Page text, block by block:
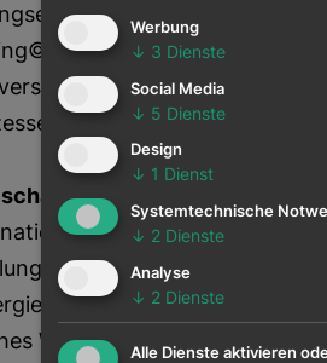
Ansatz findet weltweite
Stakeholder-Interessen in
zu integrieren.
Managementkarriere
des New Energy Portfolios
wo er über zehn
Wasserstoffindustrie leitete.
Werbung
↓ 3 Dienste
Social Media
↓ 5 Dienste
Design
↓ 1 Dienst
Systemtechnische
↓ 2 Dienste
Analyse
↓ 2 Dienste
Alle Dienste aktivieren